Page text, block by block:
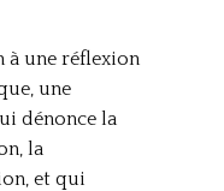
à une réflexion
une
dénonce la
la
et qui